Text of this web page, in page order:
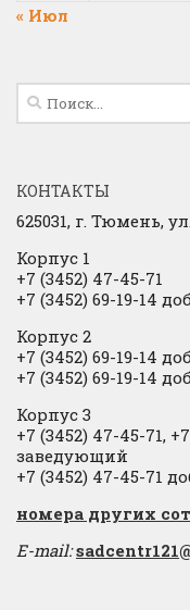
« Июл
Найти:
КОНТАКТЫ
625031, г. Тюмень,
Корпус 1
+7 (3452) 47-45-71
+7 (3452) 69-19-14
Корпус 2
+7 (3452) 69-19-14
+7 (3452) 69-19-14
Корпус 3
+7 (3452) 47-45-71,
заведующий
+7 (3452) 47-45-71
​номера других
E-mail: